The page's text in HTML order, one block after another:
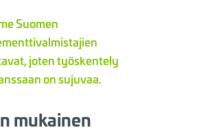
Suomen
joten työskentely
on sujuvaa.
mukainen